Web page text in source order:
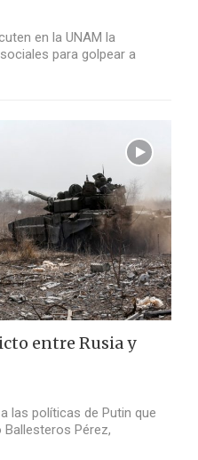
en la UNAM la
para golpear a
entre Rusia y
las políticas de Putin que
Ballesteros Pérez,